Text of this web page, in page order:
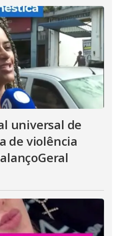
universal de
de violência